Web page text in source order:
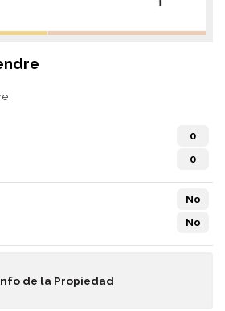
0
0
No
No
de la Propiedad